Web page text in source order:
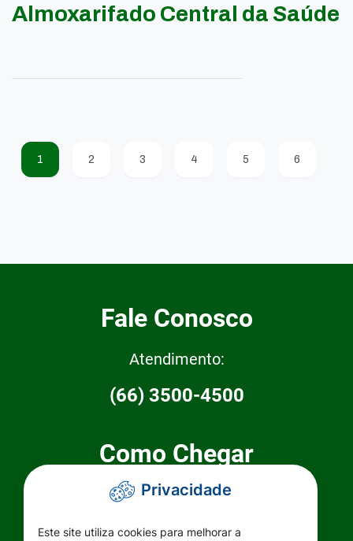
Almoxarifado Central da Saúde
1 2 3 4 5 6
Fale Conosco
Atendimento:
(66) 3500-4500
Como Chegar
Prefeitura Municipal de Primavera do
Privacidade
Este site utiliza cookies para melhorar a